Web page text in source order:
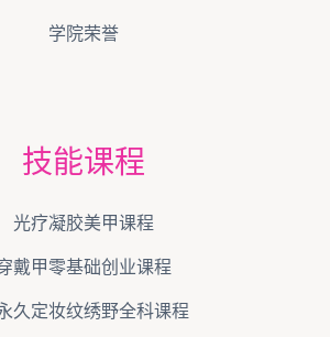
学院荣誉
技能课程
光疗凝胶美甲课程
戴甲零基础创业课程
久定妆纹绣野全科课程